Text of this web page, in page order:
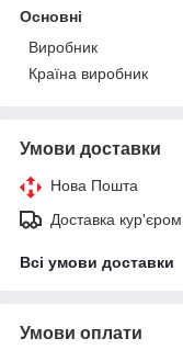
Основні
Виробник
Країна виробник
Умови доставки
Нова Пошта
Доставка кур'єром
Всі умови доставки
Умови оплати